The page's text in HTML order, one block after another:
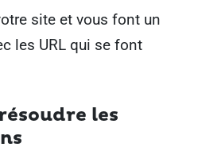
site et vous font un
les URL qui se font
les